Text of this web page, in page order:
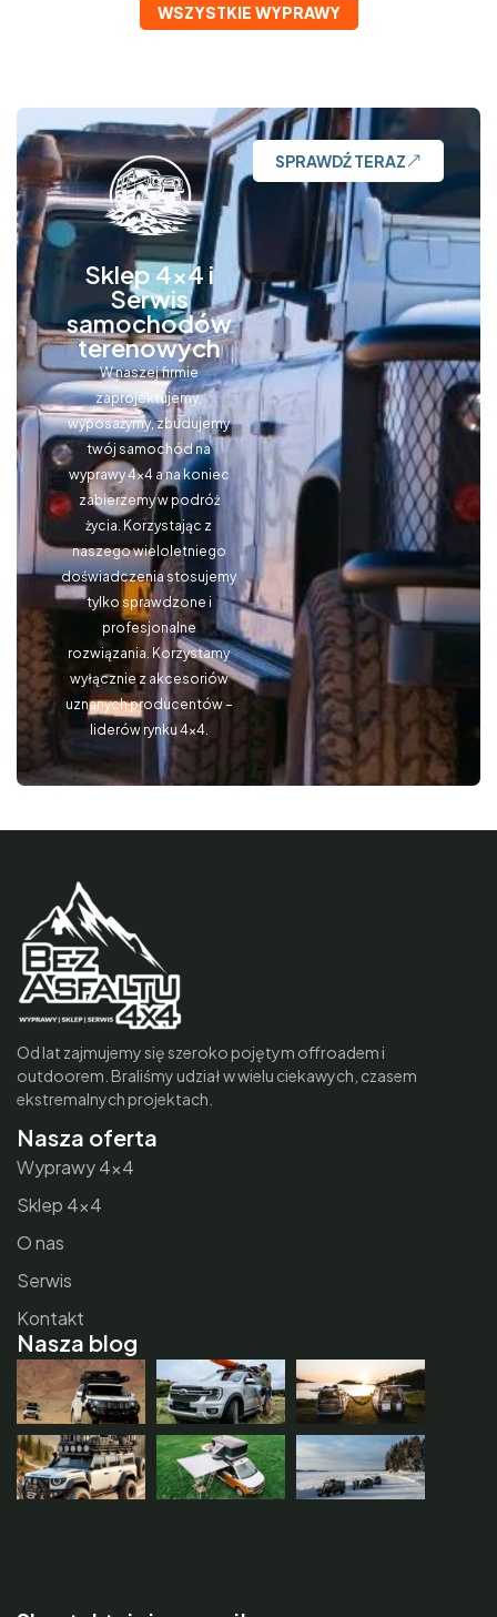
WSZYSTKIE WYPRAWY
Sklep 4x4 i
Serwis
samochodów
terenowych
W naszej firmie
zaprojektujemy,
wyposażymy, zbudujemy
twój samochód na
wyprawy 4×4 a na koniec
zabierzemy w podróż
życia. Korzystając z
naszego wieloletniego
doświadczenia stosujemy
tylko sprawdzone i
profesjonalne
rozwiązania. Korzystamy
wyłącznie z akcesoriów
uznanych producentów –
liderów rynku 4×4.
SPRAWDŹ TERAZ
Od lat zajmujemy się szeroko pojętym offroadem i
outdoorem. Braliśmy udział w wielu ciekawych, czasem
ekstremalnych projektach.
Nasza oferta
Wyprawy 4×4
Sklep 4×4
O nas
Serwis
Kontakt
Nasza blog